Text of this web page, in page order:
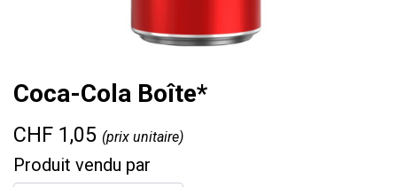
Coca-Cola Boîte*
CHF 1,05 (prix unitaire)
Produit vendu par